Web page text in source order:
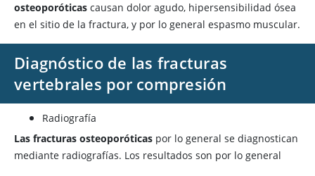
osteoporóticas causan dolor agudo, hipersensibilidad ósea
en el sitio de la fractura, y por lo general espasmo muscular.
Diagnóstico de las fracturas
vertebrales por compresión
Radiografía
Las fracturas osteoporóticas por lo general se diagnostican
mediante radiografías. Los resultados son por lo general